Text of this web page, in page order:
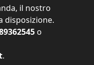
il nostro
disposizione.
o
.